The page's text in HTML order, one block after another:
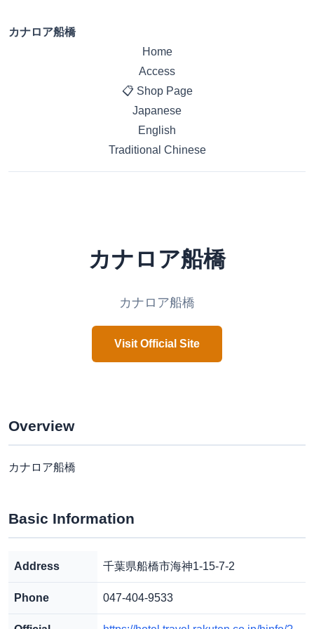
カナロア船橋
Home
Access
📋 Shop Page
Japanese
English
Traditional Chinese
カナロア船橋
カナロア船橋
Visit Official Site
Overview
カナロア船橋
Basic Information
Address 千葉県船橋市海神1-15-7-2
Phone 047-404-9533